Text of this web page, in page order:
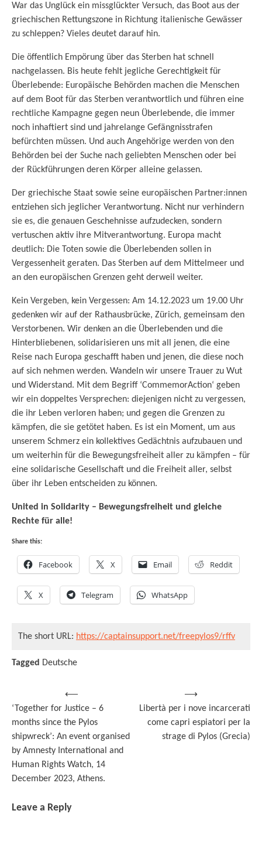
War das Unglück ein missglückter Versuch, das Boot aus der
griechischen Rettungszone in Richtung italienische Gewässer
zu schleppen? Vieles deutet darauf hin.
Die öffentlich Empörung über das Sterben hat schnell
nachgelassen. Bis heute fehlt jegliche Gerechtigkeit für
Überlebende: Europäische Behörden machen die Menschen
auf dem Boot für das Sterben verantwortlich und führen eine
rechtliche Kampagne gegen neun Überlebende, die immer
noch inhaftiert sind und jahrelange Gefängnisstrafen
befürchten müssen. Und auch Angehörige werden von den
Behörden bei der Suche nach geliebten Menschen oder bei
der Rückführungen deren Körper alleine gelassen.
Der griechische Staat sowie seine europäischen Partner:innen
entziehen sich jeglicher Verantwortung. Nicht nur verhindern
sie es, die genauen Geschehnisse aufzudecken, sondern
vertuschen aktiv ihre Mitverantwortung. Europa macht
deutlich: Die Toten sowie die Überlebenden sollen in
Vergessenheit geraten. Das Sterben auf dem Mittelmeer und
an den europäischen Grenzen geht derweil weiter.
Kein Vergeben, kein Vergessen: Am 14.12.2023 um 19.00 Uhr
gedenken wir auf der Rathausbrücke, Zürich, gemeinsam den
Verstorbenen. Wir denken an die Überlebenden und die
Hinterbliebenen, solidarisieren uns mit all jenen, die eine
Reise nach Europa geschafft haben und jenen, die diese noch
auf sich nehmen werden. Wandeln wir unsere Trauer zu Wut
und Widerstand. Mit dem Begriff ‘CommemorAction‘ geben
wir ein doppeltes Versprechen: diejenigen nicht zu vergessen,
die ihr Leben verloren haben; und gegen die Grenzen zu
kämpfen, die sie getötet haben. Es ist ein Moment, um aus
unserem Schmerz ein kollektives Gedächtnis aufzubauen und
um weiterhin für die Bewegungsfreiheit aller zu kämpfen – für
eine solidarische Gesellschaft und die Freiheit aller, selbst
über ihr Leben entscheiden zu können.
United in Solidarity – Bewegungsfreiheit und gleiche
Rechte für alle!
Share this:
Facebook X Email Reddit
X Telegram WhatsApp
The short URL: https://captainsupport.net/freepylos9/rffv
Tagged Deutsche
navigation
⟵
‘Together for Justice – 6
months since the Pylos
shipwreck’: Αn event organised
by Amnesty International and
Human Rights Watch, 14
December 2023, Athens.
Libertà per i nove incarcerati
come capri espiatori per la
strage di Pylos (Grecia)
⟶
Leave a Reply